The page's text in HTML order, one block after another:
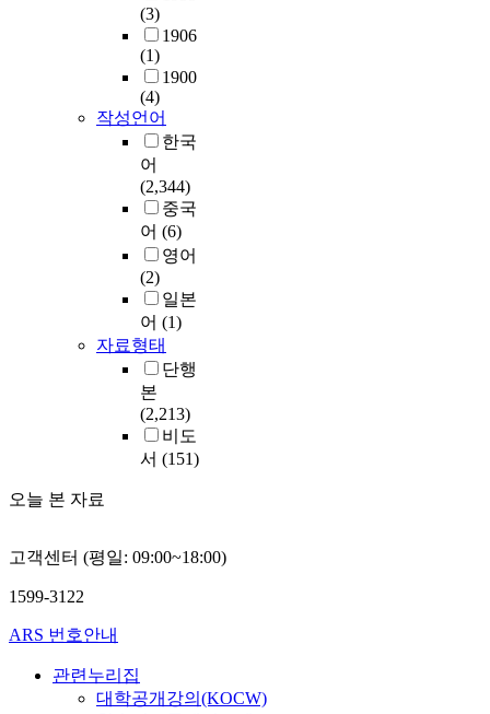
(3)
1906
(1)
1900
(4)
작성언어
한국
어
(2,344)
중국
어 (6)
영어
(2)
일본
어 (1)
자료형태
단행
본
(2,213)
비도
서 (151)
오늘 본 자료
고객센터 (평일: 09:00~18:00)
1599-3122
ARS 번호안내
관련누리집
대학공개강의(KOCW)